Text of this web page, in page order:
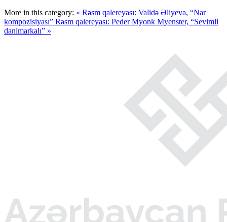
More in this category: « Rəsm qalereyası: Validə Əliyeva, “Nar
kompozisiyası” Rəsm qalereyası: Peder Myonk Myenster, “Sevimli
danimarkalı” »